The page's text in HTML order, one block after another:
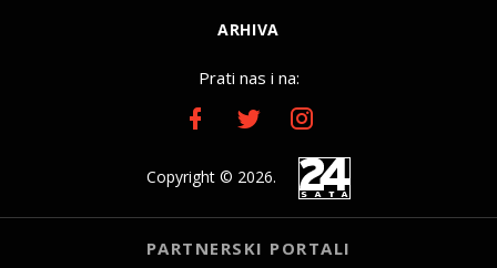
ARHIVA
Prati nas i na:
Copyright © 2026.
PARTNERSKI PORTALI